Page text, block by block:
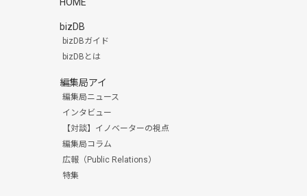
bizDB
bizDBガイド
bizDBとは
編集局アイ
編集局ニュース
インタビュー
【対談】イノベーターの視点
編集局コラム
広報（Public Relations）
特集